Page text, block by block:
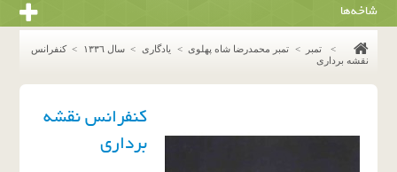
شاخه‌ها
> تمبر > تمبر محمدرضا شاه پهلوی > یادگاری > سال ١٣٣٦ > کنفرانس
نقشه برداری
کنفرانس نقشه
برداری